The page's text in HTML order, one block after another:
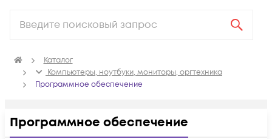
Каталог
Компьютеры, ноутбуки, мониторы, оргтехника
Программное обеспечение
Программное обеспечение